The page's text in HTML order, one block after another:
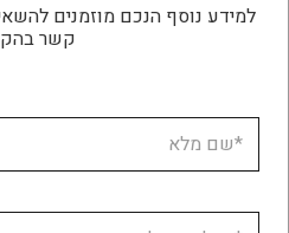
למידע נוסף הנכם מוזמנים
קשר